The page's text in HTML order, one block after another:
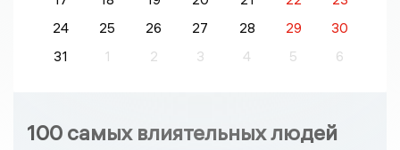
24
25 26 27 28 29
30
31
1 2 3 4 5 6
100 самых влиятельных людей